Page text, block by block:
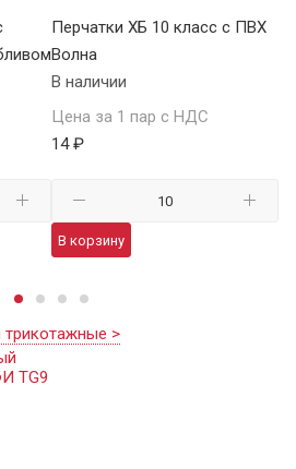
Перчатки ХБ 10 класс с ПВХ
Волна
В наличии
Цена за 1 пар с НДС
14 ₽
В корзину
трикотажные >